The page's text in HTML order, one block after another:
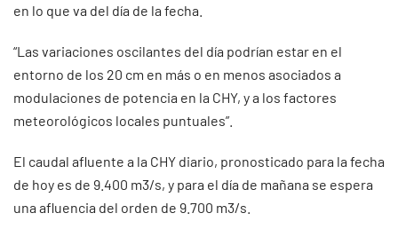
en lo que va del día de la fecha.
“Las variaciones oscilantes del día podrían estar en el
entorno de los 20 cm en más o en menos asociados a
modulaciones de potencia en la CHY, y a los factores
meteorológicos locales puntuales”.
El caudal afluente a la CHY diario, pronosticado para la fecha
de hoy es de 9.400 m3/s, y para el día de mañana se espera
una afluencia del orden de 9.700 m3/s.